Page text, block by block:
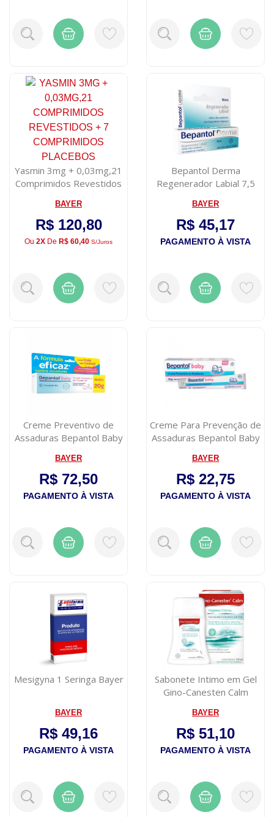
Yasmin 3mg + 0,03mg,21
Comprimidos Revestidos
BAYER
R$ 120,80
Ou 2X De R$ 60,40 S/juros
Bepantol Derma
Regenerador Labial 7,5
BAYER
R$ 45,17
PAGAMENTO À VISTA
Creme Preventivo de
Assaduras Bepantol Baby
BAYER
R$ 72,50
PAGAMENTO À VISTA
Creme Para Prevenção de
Assaduras Bepantol Baby
BAYER
R$ 22,75
PAGAMENTO À VISTA
Mesigyna 1 Seringa Bayer
BAYER
R$ 49,16
PAGAMENTO À VISTA
Sabonete Intimo em Gel
Gino-Canesten Calm
BAYER
R$ 51,10
PAGAMENTO À VISTA